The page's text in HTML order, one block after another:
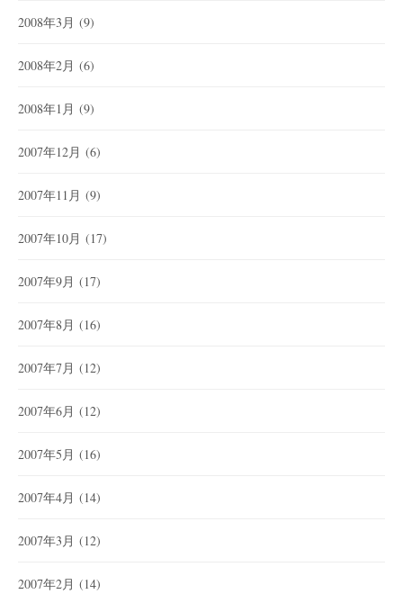
2008年3月 (9)
2008年2月 (6)
2008年1月 (9)
2007年12月 (6)
2007年11月 (9)
2007年10月 (17)
2007年9月 (17)
2007年8月 (16)
2007年7月 (12)
2007年6月 (12)
2007年5月 (16)
2007年4月 (14)
2007年3月 (12)
2007年2月 (14)